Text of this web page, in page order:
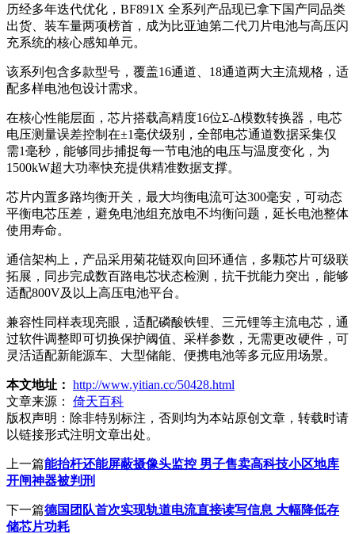
历经多年迭代优化，BF891X 全系列产品现已拿下国产同品类
出货、装车量两项榜首，成为比亚迪第二代刀片电池与高压闪
充系统的核心感知单元。
该系列包含多款型号，覆盖16通道、18通道两大主流规格，适
配多样电池包设计需求。
在核心性能层面，芯片搭载高精度16位Σ-Δ模数转换器，电芯
电压测量误差控制在±1毫伏级别，全部电芯通道数据采集仅
需1毫秒，能够同步捕捉每一节电池的电压与温度变化，为
1500kW超大功率快充提供精准数据支撑。
芯片内置多路均衡开关，最大均衡电流可达300毫安，可动态
平衡电芯压差，避免电池组充放电不均衡问题，延长电池整体
使用寿命。
通信架构上，产品采用菊花链双向回环通信，多颗芯片可级联
拓展，同步完成数百路电芯状态检测，抗干扰能力突出，能够
适配800V及以上高压电池平台。
兼容性同样表现亮眼，适配磷酸铁锂、三元锂等主流电芯，通
过软件调整即可切换保护阈值、采样参数，无需更改硬件，可
灵活适配新能源车、大型储能、便携电池等多元应用场景。
本文地址： http://www.yitian.cc/50428.html
文章来源：
倚天百科
版权声明： 除非特别标注，否则均为本站原创文章，转载时请
以链接形式注明文章出处。
上一篇能抬杆还能屏蔽摄像头监控 男子售卖高科技小区地库
开闸神器被判刑
下一篇德国团队首次实现轨道电流直接读写信息 大幅降低存
储芯片功耗